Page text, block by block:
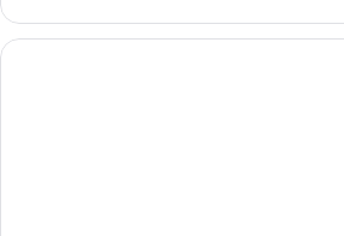
le
type
de